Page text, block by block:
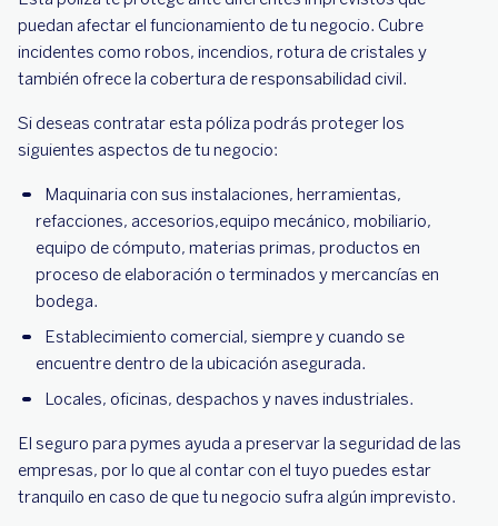
puedan afectar el funcionamiento de tu negocio. Cubre
incidentes como robos, incendios, rotura de cristales y
también ofrece la cobertura de responsabilidad civil.
Si deseas contratar esta póliza podrás proteger los
siguientes aspectos de tu negocio:
Maquinaria con sus instalaciones, herramientas,
refacciones, accesorios,equipo mecánico, mobiliario,
equipo de cómputo, materias primas, productos en
proceso de elaboración o terminados y mercancías en
bodega.
Establecimiento comercial, siempre y cuando se
encuentre dentro de la ubicación asegurada.
Locales, oficinas, despachos y naves industriales.
El seguro para pymes ayuda a preservar la seguridad de las
empresas, por lo que al contar con el tuyo puedes estar
tranquilo en caso de que tu negocio sufra algún imprevisto.